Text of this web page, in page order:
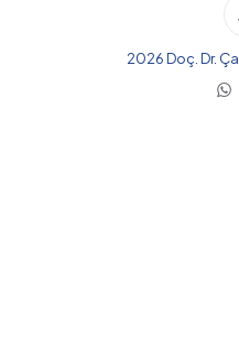
2026 Doç. Dr.